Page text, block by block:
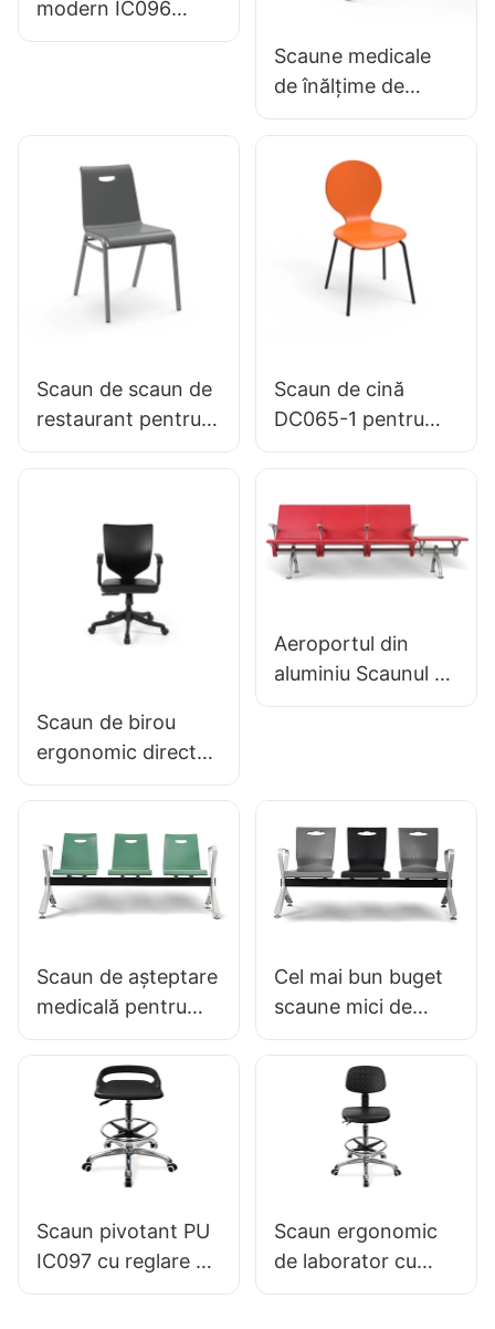
modern IC096
Reglarea înălțimii
Utilizarea studioului
Scaune medicale
de înălțime de
mijloc BC133
urgență producător
de scaune de
frunte Hewei
Scaun de scaun de
restaurant pentru
cină de familie
cumpărat hewei
Scaun de cină
DC065-1 pentru
Family Restaurant
personalizat Hewei
Scaun de birou
ergonomic direct
din fabrică, turnat
IC091 HEWEI
SEATING
Aeroportul din
aluminiu Scaunul de
așteptare pentru
Hewei
Scaun de așteptare
medicală pentru
micul clinică LC034
Producător Hewei
Cel mai bun buget
scaune mici de
așteptare LC060
Perfect pentru
stomatologice la
prețul fabricii
Scaun pivotant PU
IC097 cu reglare a
înălțimii baze
Scaun ergonomic
de laborator cu
spătar PU 360 °